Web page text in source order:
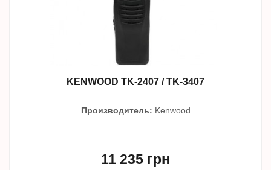
KENWOOD TK-2407 / TK-3407
Производитель: Kenwood
11 235 грн